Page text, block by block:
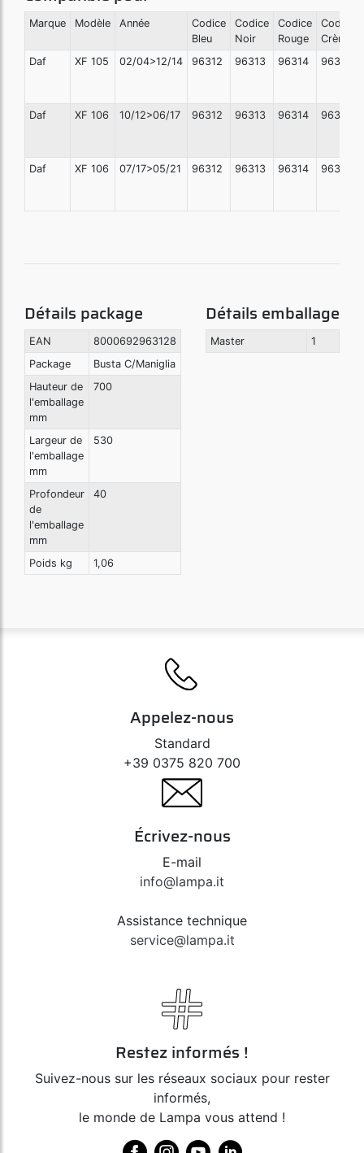
Marque Modèle Année
Codice
Bleu
Codice
Noir
Codice
Rouge
Codice
Crème
Daf XF 105 02/04>12/14 96312 96313 96314 96315
Daf
XF 106 10/12>06/17 96312 96313 96314 96315
Daf
XF 106 07/17>05/21 96312 96313 96314 96315
Détails package
EAN
8000692963128
Package
Busta C/Maniglia
Hauteur de
l'emballage
mm
700
Largeur de
l'emballage
mm
530
Profondeur
de
l'emballage
mm
40
Poids kg 1,06
Détails emballage
Master 1
Appelez-nous
Standard
+39 0375 820 700
Écrivez-nous
E-mail
info@lampa.it
Assistance technique
service@lampa.it
Restez informés !
Suivez-nous sur les réseaux sociaux pour rester
informés,
le monde de Lampa vous attend !